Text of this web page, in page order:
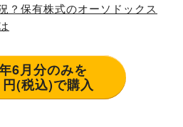
？保有株式のオーソドックス
6月分のみを
￥330 円(税込)で購入